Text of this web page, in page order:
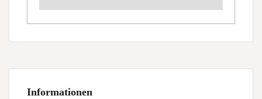
Informationen